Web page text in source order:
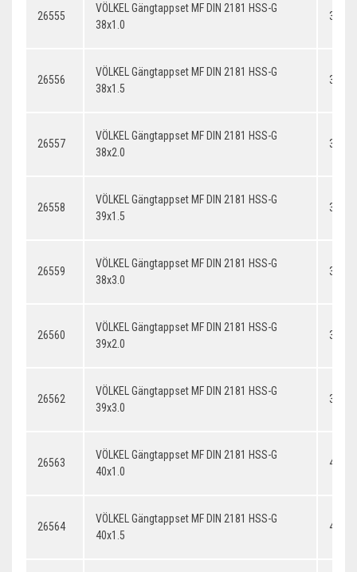
26555
VÖLKEL Gängtappset MF DIN 2181 HSS-G
38x1.0
26556
VÖLKEL Gängtappset MF DIN 2181 HSS-G
38x1.5
26557
VÖLKEL Gängtappset MF DIN 2181 HSS-G
38x2.0
26558
VÖLKEL Gängtappset MF DIN 2181 HSS-G
39x1.5
26559
VÖLKEL Gängtappset MF DIN 2181 HSS-G
38x3.0
26560
VÖLKEL Gängtappset MF DIN 2181 HSS-G
39x2.0
26562
VÖLKEL Gängtappset MF DIN 2181 HSS-G
39x3.0
26563
VÖLKEL Gängtappset MF DIN 2181 HSS-G
40x1.0
26564
VÖLKEL Gängtappset MF DIN 2181 HSS-G
40x1.5